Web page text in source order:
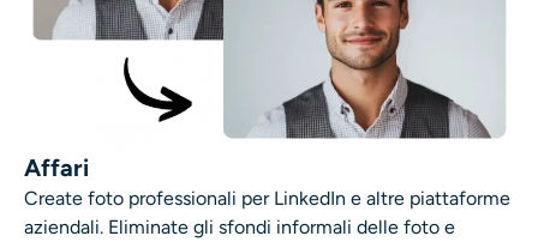
Affari
Create foto professionali per LinkedIn e altre piattaforme
aziendali. Eliminate gli sfondi informali delle foto e